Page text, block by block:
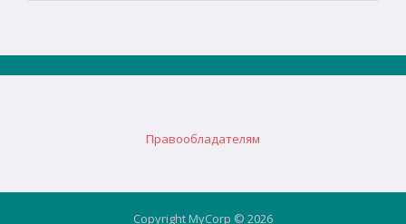
Правообладателям
Copyright MyCorp © 2026